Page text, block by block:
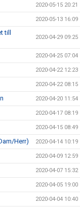
2020-05-15 20:21
2020-05-13 16:09
till
2020-04-29 09:25
2020-04-25 07:04
2020-04-22 12:23
2020-04-22 08:15
2020-04-20 11:54
2020-04-17 08:19
2020-04-15 08:49
Herr) 2020-04-14 10:19
2020-04-09 12:59
2020-04-07 15:32
2020-04-05 19:00
2020-04-04 10:40